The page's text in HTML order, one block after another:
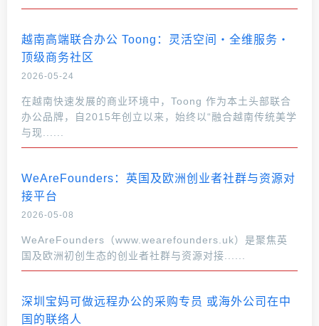
越南高端联合办公 Toong：灵活空间・全维服务・
顶级商务社区
2026-05-24
在越南快速发展的商业环境中，Toong 作为本土头部联合
办公品牌，自2015年创立以来，始终以“融合越南传统美学
与现......
WeAreFounders：英国及欧洲创业者社群与资源对
接平台
2026-05-08
WeAreFounders（www.wearefounders.uk）是聚焦英
国及欧洲初创生态的创业者社群与资源对接......
深圳宝妈可做远程办公的采购专员 或海外公司在中
国的联络人